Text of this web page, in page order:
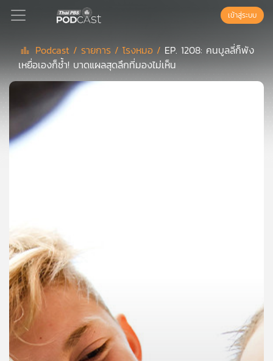
Podcast
เพล
ลิ
สต์
ลิ
สต์
ของ
คุณ
เพลง
เข้าสู่ระบบ
Podcast / รายการ /โรงหมอ / EP. 1208: คนบูลลี่ก็พัง
เหยื่อเองก็ช้ำ! บาดแผลสุดลึกที่มองไม่เห็น